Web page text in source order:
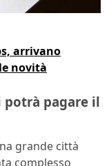
arrivano
novità
potrà pagare il
grande città
complesso